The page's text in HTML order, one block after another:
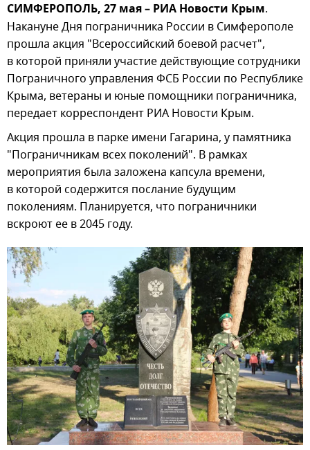
СИМФЕРОПОЛЬ, 27 мая – РИА Новости Крым.
Накануне Дня пограничника России в Симферополе
прошла акция "Всероссийский боевой расчет",
в которой приняли участие действующие сотрудники
Пограничного управления ФСБ России по Республике
Крыма, ветераны и юные помощники пограничника,
передает корреспондент РИА Новости Крым.
Акция прошла в парке имени Гагарина, у памятника
"Пограничникам всех поколений". В рамках
мероприятия была заложена капсула времени,
в которой содержится послание будущим
поколениям. Планируется, что пограничники
вскроют ее в 2045 году.